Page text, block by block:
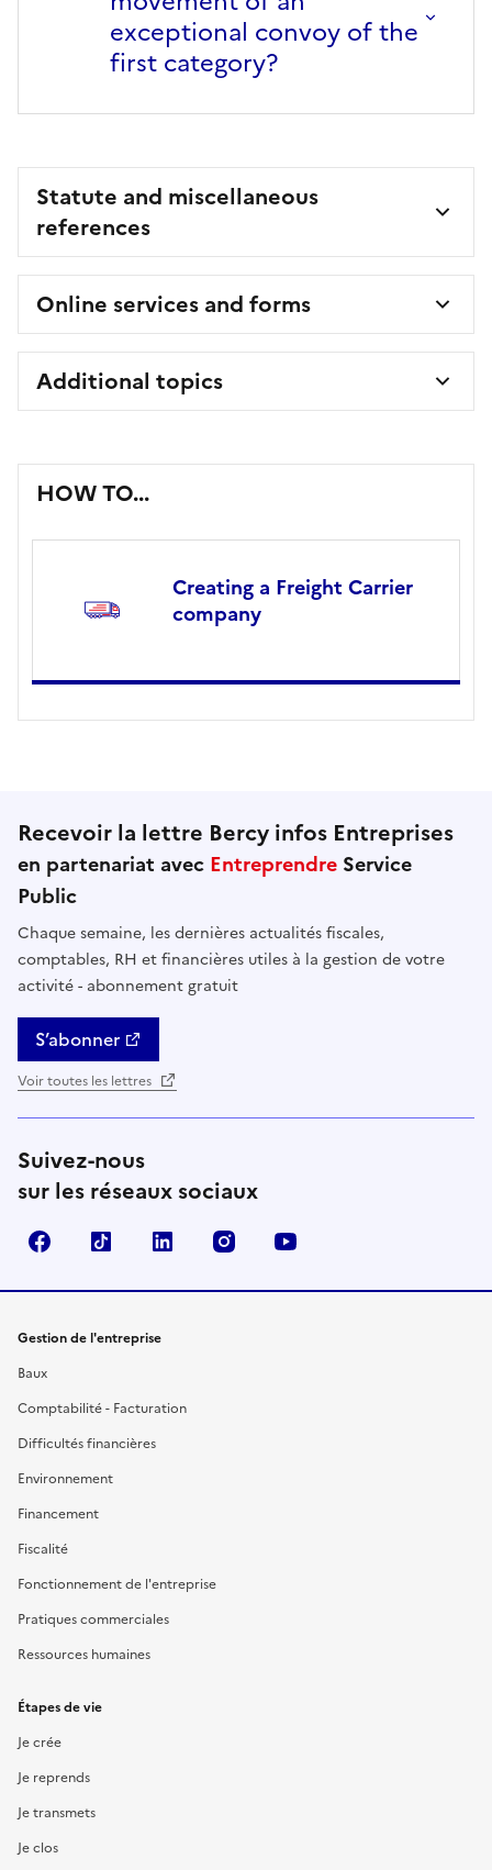
exceptional convoy of the
first category?
Statute and miscellaneous
references
Online services and forms
Additional topics
HOW TO...
Creating a Freight Carrier
company
Recevoir la lettre Bercy infos Entreprises
en partenariat avec Entreprendre Service
Public
Chaque semaine, les dernières actualités fiscales,
comptables, RH et financières utiles à la gestion de votre
activité - abonnement gratuit
S’abonner
Voir toutes les lettres
Suivez-nous
sur les réseaux sociaux
FacebookTikTok Linkedin Instagram
Gestion de l'entreprise
Baux
Comptabilité - Facturation
Difficultés financières
Environnement
Financement
Fiscalité
Fonctionnement de l'entreprise
Pratiques commerciales
Ressources humaines
Étapes de vie
Je crée
Je reprends
Je transmets
Je clos